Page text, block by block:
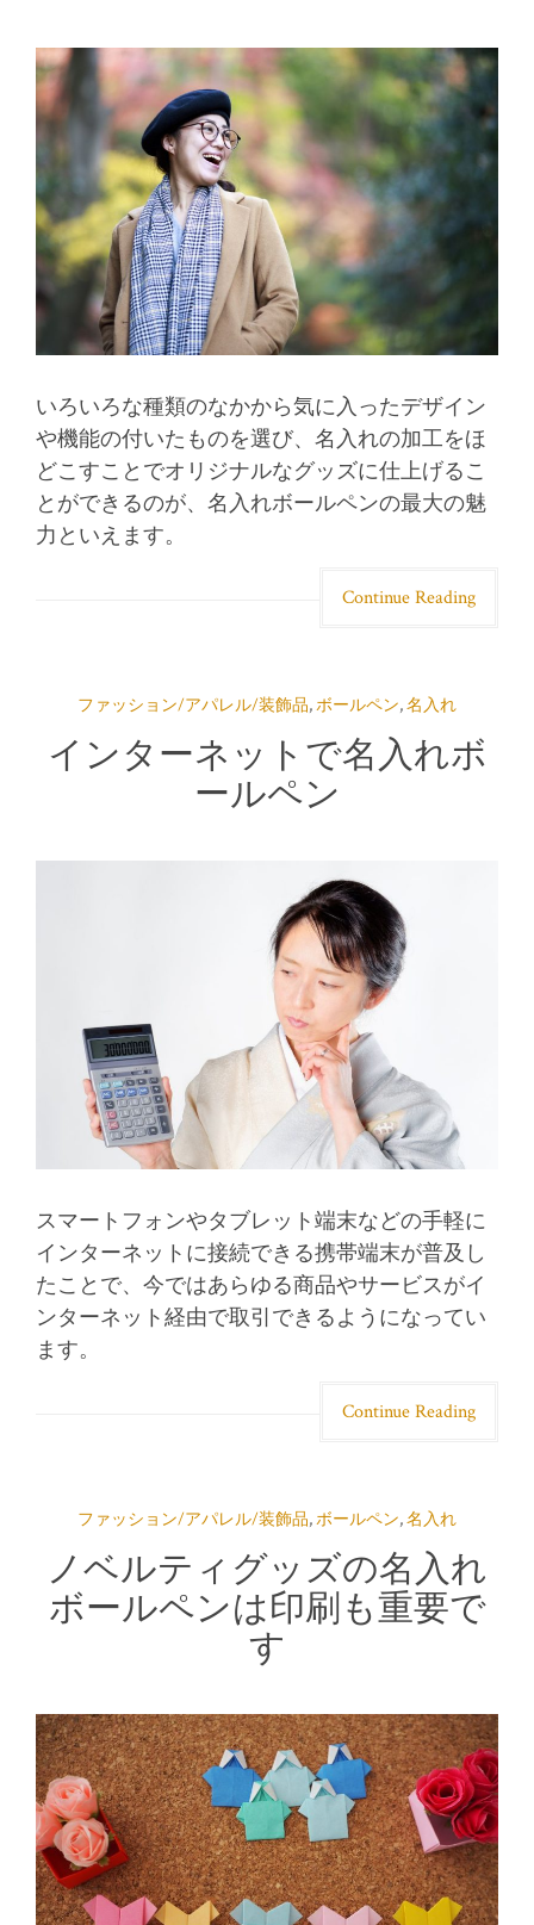
いろいろな種類のなかから気に入ったデザイン
や機能の付いたものを選び、名入れの加工をほ
どこすことでオリジナルなグッズに仕上げるこ
とができるのが、名入れボールペンの最大の魅
力といえます。
Continue Reading
ファッション/アパレル/装飾品,ボールペン,名入れ
インターネットで名入れボ
ールペン
スマートフォンやタブレット端末などの手軽に
インターネットに接続できる携帯端末が普及し
たことで、今ではあらゆる商品やサービスがイ
ンターネット経由で取引できるようになってい
ます。
Continue Reading
ファッション/アパレル/装飾品,ボールペン,名入れ
ノベルティグッズの名入れ
ボールペンは印刷も重要で
す